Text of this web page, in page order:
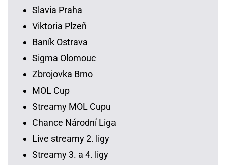
Slavia Praha
Viktoria Plzeň
Baník Ostrava
Sigma Olomouc
Zbrojovka Brno
MOL Cup
Streamy MOL Cupu
Chance Národní Liga
Live streamy 2. ligy
Streamy 3. a 4. ligy